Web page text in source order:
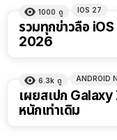
1000 ดู IOS 27
รวมทุกข่าวลือ
2026
6.3k ดู ANDROID
เผยสเปก Galaxy Z
หนักเท่าเดิม